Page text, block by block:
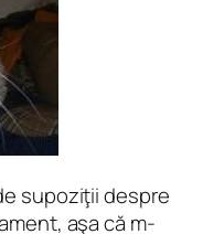
supoziţii despre
aşa că m-